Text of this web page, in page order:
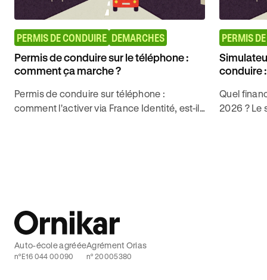
PERMIS DE CONDUIRE DEMARCHES
Permis de conduire sur le téléphone :
comment ça marche ?
Permis de conduire sur téléphone :
comment l'activer via France Identité, est-il
PERMIS
conduire
Quel
2026 ? Le
Auto-école agréée
n°E16 044 00090
Agrément Orias
n° 20005380